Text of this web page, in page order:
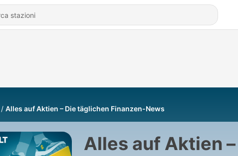
Alles auf Aktien – Die täglichen Finanzen-News
Alles auf Aktien –